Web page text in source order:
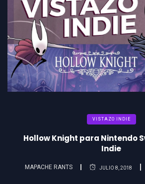
VISTAZO INDIE
Hollow Knight para Nintendo
Indie
MAPACHE RANTS JULIO 8, 2018